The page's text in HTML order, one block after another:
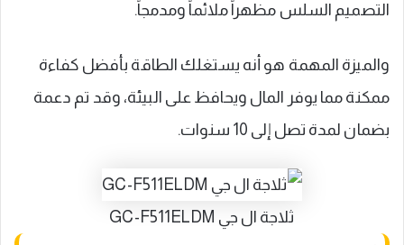
التصميم السلس مظهراً ملائماً ومدمجاً.
والميزة المهمة هو أنه يستغلك الطاقة بأفضل كفاءة
ممكنة مما يوفر المال ويحافظ على البيئة، وقد تم دعمة
بضمان لمدة تصل إلى 10 سنوات.
ثلاجة ال جي GC-F511ELDM